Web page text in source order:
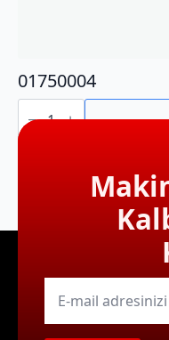
01750004
01750004
adet
E-
mail